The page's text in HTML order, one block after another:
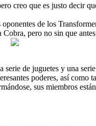
creo que es justo decir
de los
pero no sin que
de juguetes y una
poderes, así como
sus miembros